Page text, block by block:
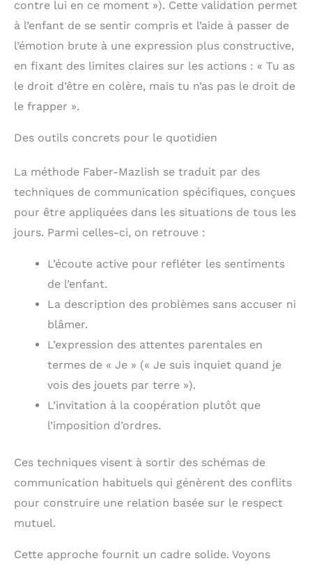
contre lui en ce moment »). Cette validation permet
à l’enfant de se sentir compris et l’aide à passer de
l’émotion brute à une expression plus constructive,
en fixant des limites claires sur les actions : « Tu as
le droit d’être en colère, mais tu n’as pas le droit de
le frapper ».
Des outils concrets pour le quotidien
La méthode Faber-Mazlish se traduit par des
techniques de communication spécifiques, conçues
pour être appliquées dans les situations de tous les
jours. Parmi celles-ci, on retrouve :
L’écoute active pour refléter les sentiments
de l’enfant.
La description des problèmes sans accuser ni
blâmer.
L’expression des attentes parentales en
termes de « Je » (« Je suis inquiet quand je
vois des jouets par terre »).
L’invitation à la coopération plutôt que
l’imposition d’ordres.
Ces techniques visent à sortir des schémas de
communication habituels qui génèrent des conflits
pour construire une relation basée sur le respect
mutuel.
Cette approche fournit un cadre solide. Voyons